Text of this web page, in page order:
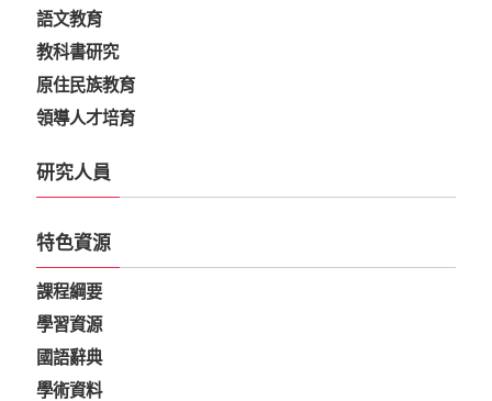
語文教育
教科書研究
原住民族教育
領導人才培育
研究人員
特色資源
課程綱要
學習資源
國語辭典
學術資料